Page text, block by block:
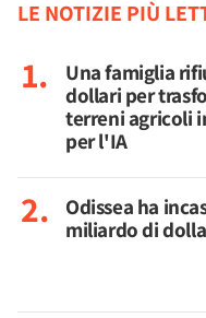
LE NOTIZIE PIÙ
Una famiglia
dollari per
terreni agricoli
per l'IA
Odissea ha
miliardo di